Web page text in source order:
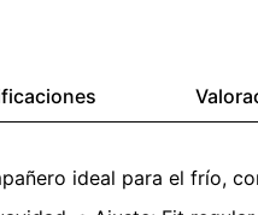
ideal para el frío,